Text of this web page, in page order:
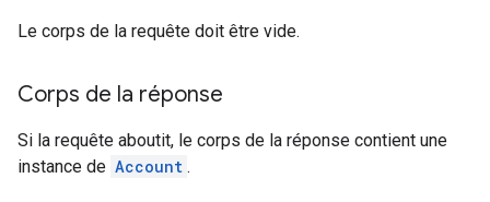
Le corps de la requête doit être vide.
Corps de la réponse
Si la requête aboutit, le corps de la réponse contient une
instance de Account .